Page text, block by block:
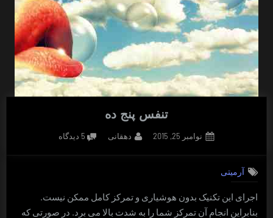
تنفس پنج ده
Posted
نوامبر 25, 2015 By
دهقانی 5 دیدگاه
آرمیتی
اجرای این تکنیک بدون هوشیاری و تمرکز کامل ممکن نیست.
بنابراین انجام آن تمرکز شما را به شدت بالا می برد. در صورتی که